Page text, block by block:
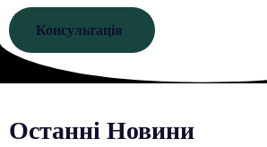
Консультація
Останні Новини